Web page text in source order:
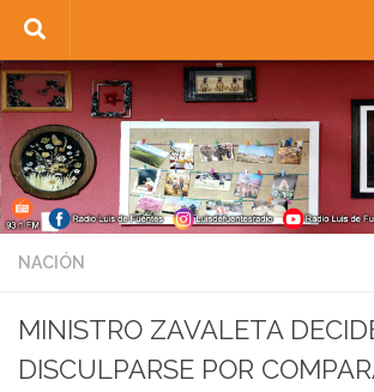
Saltar al contenido
NACIÓN
MINISTRO ZAVALETA
DISCULPARSE POR